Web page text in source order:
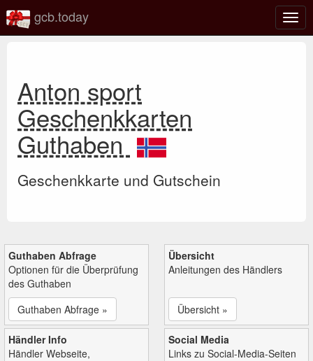
gcb.today
Anton sport
Geschenkkarten
Guthaben
Geschenkkarte und Gutschein
Guthaben Abfrage
Optionen für die Überprüfung
des Guthaben
Guthaben Abfrage »
Übersicht
Anleitungen des Händlers
Übersicht »
Händler Info
Händler Webseite,
Social Media
Links zu Social-Media-Seiten